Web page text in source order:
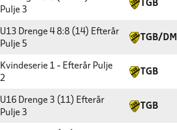
Pulje 3
TGB
U13 Drenge 4 8:8 (14) Efterår
Pulje 5
TGB/DMI
Kvindeserie 1 - Efterår Pulje
2
TGB
U16 Drenge 3 (11) Efterår
Pulje 3
TGB